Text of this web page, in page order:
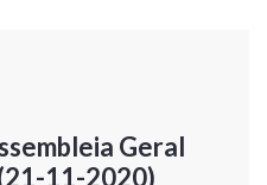
Geral
11-2020)